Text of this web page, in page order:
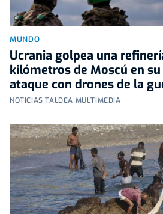
MUNDO
Ucrania golpea una
kilómetros de Moscú en
ataque con drones de la
NOTICIAS TALDEA MULTIMEDIA